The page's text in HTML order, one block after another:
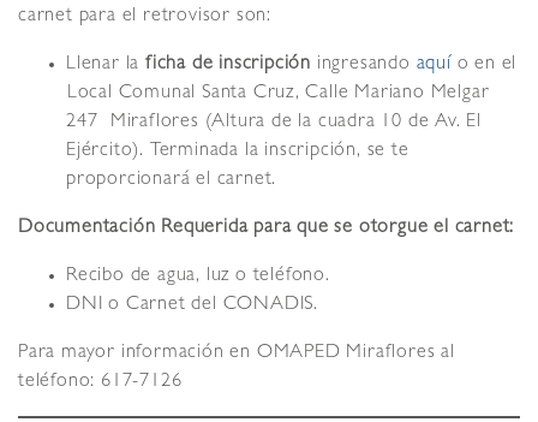
carnet para el retrovisor son:
Llenar la ficha de inscripción ingresando aquí o en el
Local Comunal Santa Cruz, Calle Mariano Melgar
247  Miraflores (Altura de la cuadra 10 de Av. El
Ejército). Terminada la inscripción, se te
proporcionará el carnet.
Documentación Requerida para que se otorgue el carnet:
Recibo de agua, luz o teléfono.
DNI o Carnet del CONADIS.
Para mayor información en OMAPED Miraflores al
teléfono: 617-7126